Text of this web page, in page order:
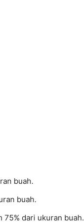
buah.
buah.
75% dari ukuran buah.